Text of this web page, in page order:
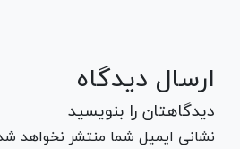
ارسال دیدگاه
دیدگاهتان را بنویسید
نشانی ایمیل شما منتشر نخواهد